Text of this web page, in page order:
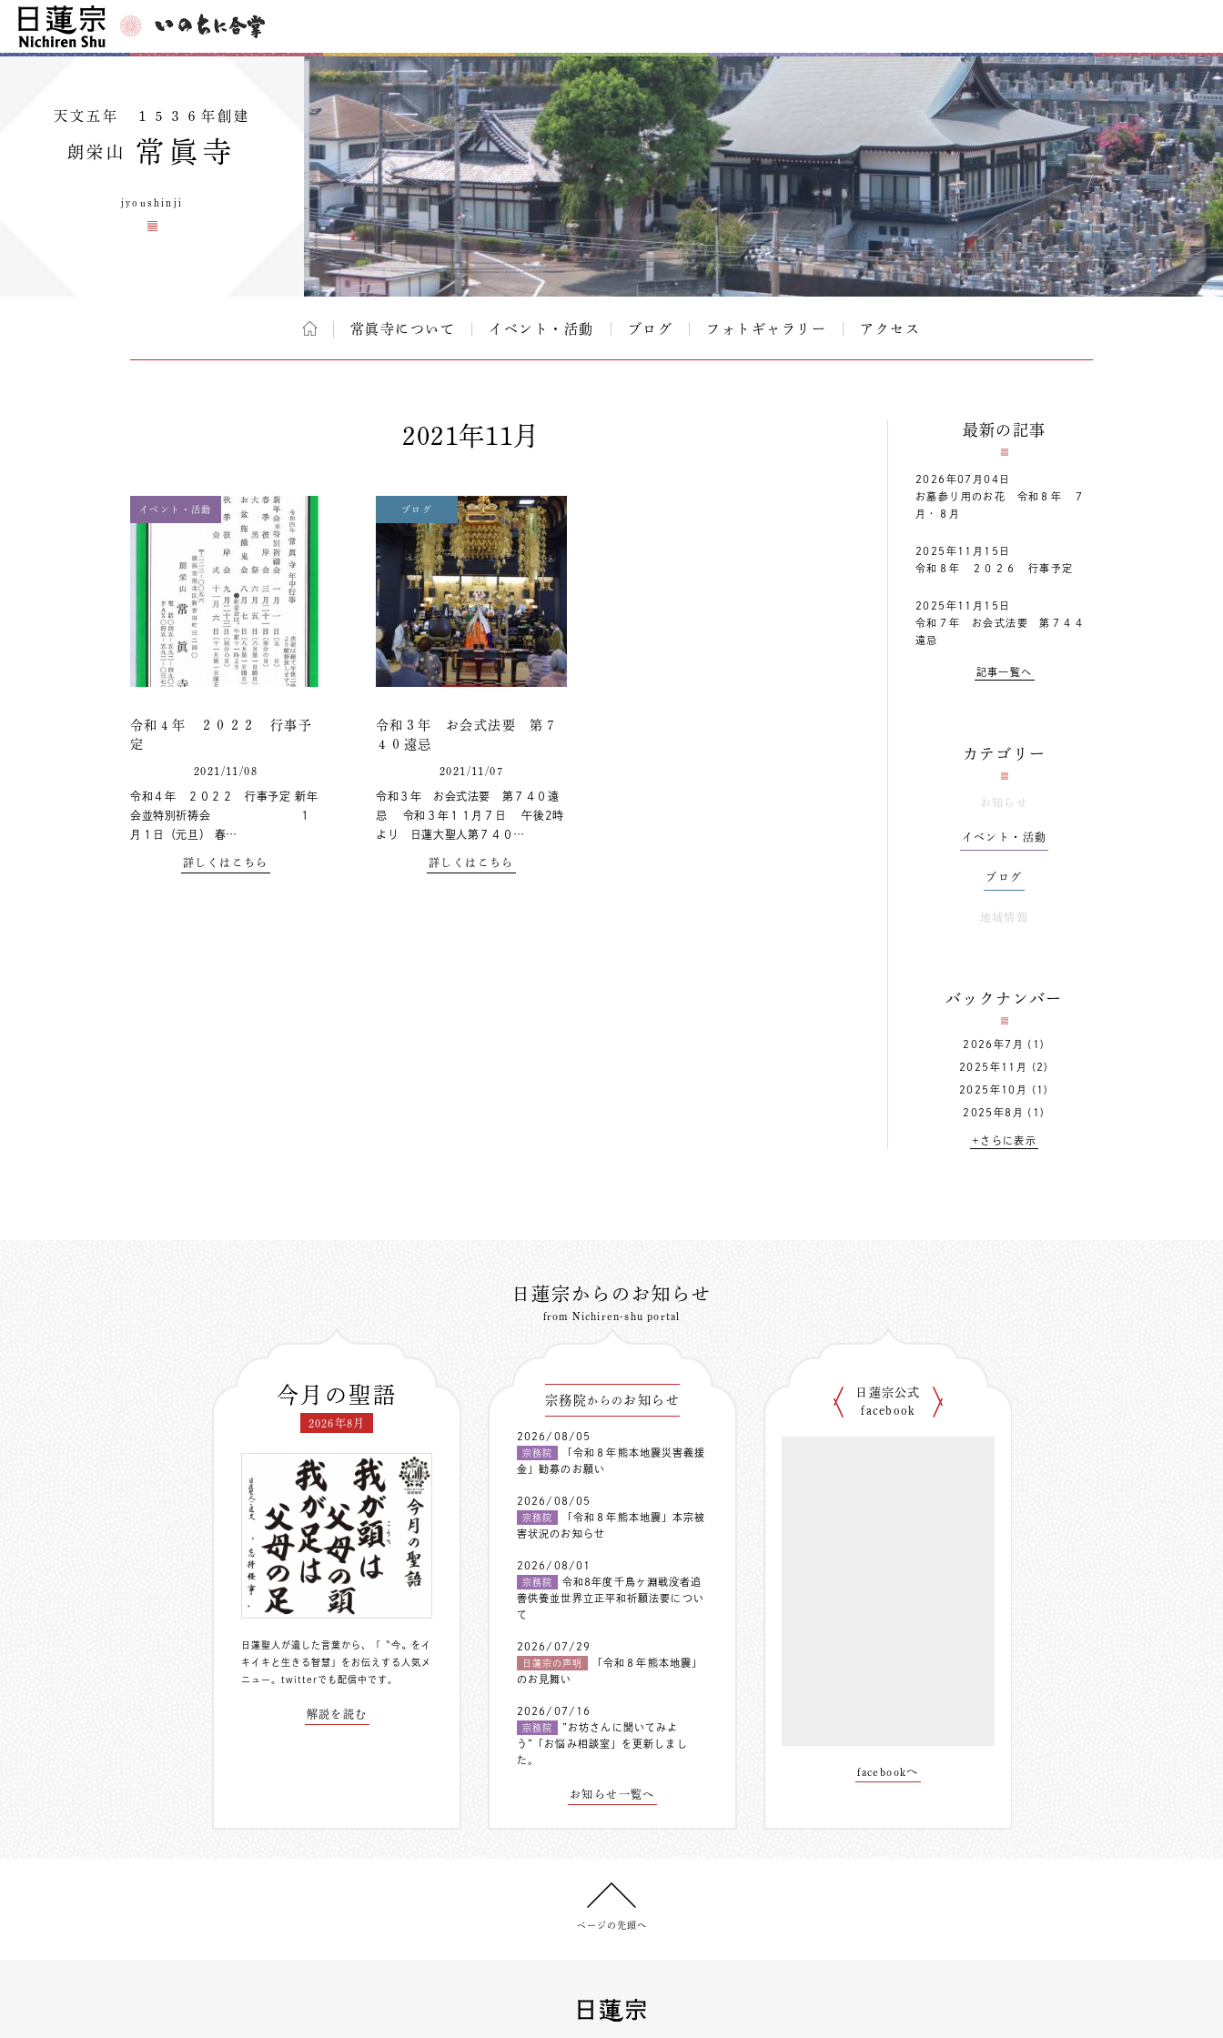
天文五年 １５３６年創建
朗栄山 常眞寺
jyoushinji
常眞寺について イベント・活動 ブログ フォトギャラリー アクセス
2021年11月
イベント・活動
令和４年 ２０２２ 行事予
定
2021/11/08
令和４年 ２０２２ 行事予定 新年
会並特別祈祷会 １
月１日（元旦） 春…
詳しくはこちら
ブログ
令和３年 お会式法要 第７
４０遠忌
2021/11/07
令和３年 お会式法要 第７４０遠
忌 令和３年１１月７日 午後2時
より 日蓮大聖人第７４０…
詳しくはこちら
最新の記事
2026年07月04日
お墓参り用のお花 令和８年 ７
月・８月
2025年11月15日
令和８年 ２０２６ 行事予定
2025年11月15日
令和７年 お会式法要 第７４４
遠忌
記事一覧へ
カテゴリー
お知らせ
イベント・活動
ブログ
地域情報
バックナンバー
2026年7月 (1)
2025年11月 (2)
2025年10月 (1)
2025年8月 (1)
+さらに表示
日蓮宗からのお知らせ
from Nichiren-shu portal
今月の聖語
2026年8月
日蓮聖人が遺した言葉から、「〝今〟をイ
キイキと生きる智慧」をお伝えする人気メ
ニュー。 twitterでも配信中 です。
解説を読む
宗務院からの お知らせ
2026/08/05
宗務院
「令和８年熊本地震災害義援
金」勧募のお願い
2026/08/05
宗務院
「令和８年熊本地震」本宗被
害状況のお知らせ
2026/08/01
宗務院
令和8年度千鳥ヶ淵戦没者追
善供養並世界立正平和祈願法要につい
て
2026/07/29
日蓮宗の声明
「令和８年熊本地震」
のお見舞い
2026/07/16
宗務院
”お坊さんに聞いてみよ
う”「お悩み相談室」を更新しまし
た。
お知らせ一覧へ
日蓮宗公式
facebook
facebookへ
ページの先頭へ